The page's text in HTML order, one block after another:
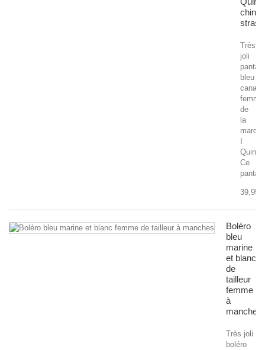
chino
strass
Très
joli
bleu
canard
femme
de
la
marque
Quing.
Ce
39,95 €
Boléro
bleu
marine
et blanc
de
tailleur
femme
à
manches
Très joli
boléro